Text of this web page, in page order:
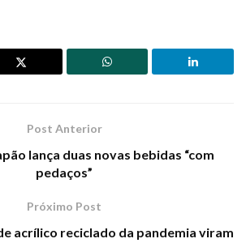
Post Anterior
lança duas novas bebidas “com
pedaços”
Próximo Post
acrílico reciclado da pandemia viram